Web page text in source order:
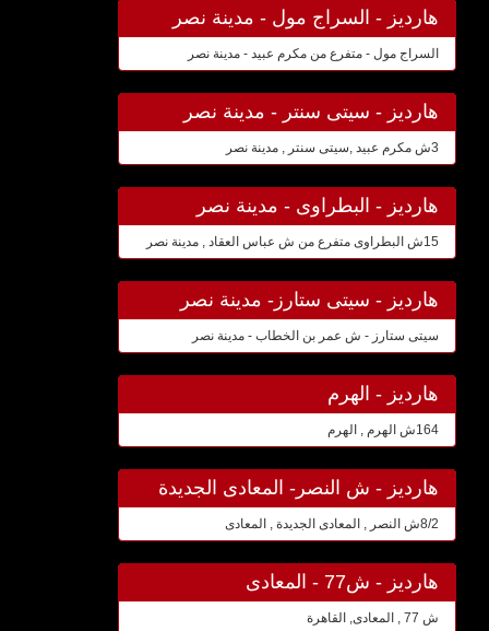
هارديز - السراج مول - مدينة نصر
السراج مول - متفرع من مكرم عبيد - مدينة نصر
هارديز - سيتى سنتر - مدينة نصر
3ش مكرم عبيد ,سيتى سنتر , مدينة نصر
هارديز - البطراوى - مدينة نصر
15ش البطراوى متفرع من ش عباس العقاد , مدينة نصر
هارديز - سيتى ستارز- مدينة نصر
سيتى ستارز - ش عمر بن الخطاب - مدينة نصر
هارديز - الهرم
164ش الهرم , الهرم
هارديز - ش النصر- المعادى الجديدة
8/2ش النصر , المعادى الجديدة , المعادى
هارديز - ش77 - المعادى
ش 77 , المعادى, القاهرة